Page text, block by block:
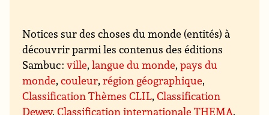
Notices sur des choses du monde (entités) à
découvrir parmi les contenus des éditions
Sambuc :ville,langue du monde,pays du
monde,couleur,région géographique,
Classification Thèmes CLIL,Classification
Dewey,Classification internationale THEMA,